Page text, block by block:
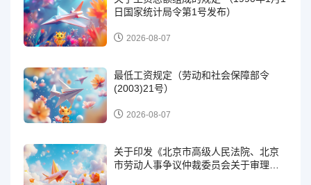
日国家统计局令第1号发布）
2026-08-07
最低工资规定（劳动和社会保障部令
(2003)21号）
2026-08-07
关于印发《北京市高级人民法院、北京
市劳动人事争议仲裁委员会关于审理劳